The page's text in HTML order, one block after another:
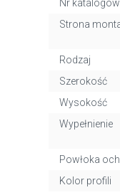
Nr
Strona
Rodzaj
Szerokość
Wysokość
Wypełnienie
Powłoka
Kolor profili